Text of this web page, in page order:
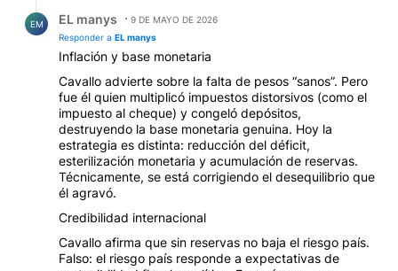
EM EL manys
9 DE MAYO DE 2026
Responder a EL manys
Inflación y base monetaria
Cavallo advierte sobre la falta de pesos “sanos”. Pero
fue él quien multiplicó impuestos distorsivos (como el
impuesto al cheque) y congeló depósitos,
destruyendo la base monetaria genuina. Hoy la
estrategia es distinta: reducción del déficit,
esterilización monetaria y acumulación de reservas.
Técnicamente, se está corrigiendo el desequilibrio que
él agravó.
Credibilidad internacional
Cavallo afirma que sin reservas no baja el riesgo país.
Falso: el riesgo país responde a expectativas de